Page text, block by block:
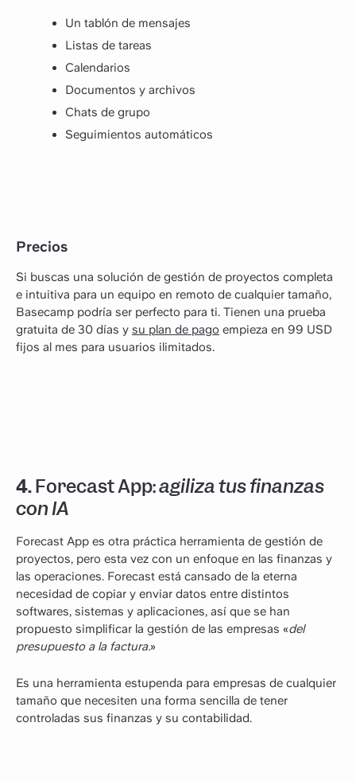
Un tablón de mensajes
Listas de tareas
Calendarios
Documentos y archivos
Chats de grupo
Seguimientos automáticos
Precios
Si buscas una solución de gestión de proyectos completa
e intuitiva para un equipo en remoto de cualquier tamaño,
Basecamp podría ser perfecto para ti. Tienen una prueba
gratuita de 30 días y su plan de pago empieza en 99 USD
fijos al mes para usuarios ilimitados.
4.Forecast App:agiliza tus finanzas
con IA
Forecast App es otra práctica herramienta de gestión de
proyectos, pero esta vez con un enfoque en las finanzas y
las operaciones. Forecast está cansado de la eterna
necesidad de copiar y enviar datos entre distintos
softwares, sistemas y aplicaciones, así que se han
propuesto simplificar la gestión de las empresas «del
presupuesto a la factura.»
Es una herramienta estupenda para empresas de cualquier
tamaño que necesiten una forma sencilla de tener
controladas sus finanzas y su contabilidad.